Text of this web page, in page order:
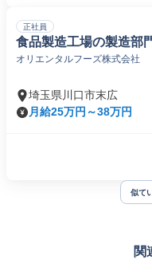
正社員
食品製造工場の製造部
オリエンタルフーズ株式会社
埼玉県川口市末広
月給25万円～38万円
似て
関